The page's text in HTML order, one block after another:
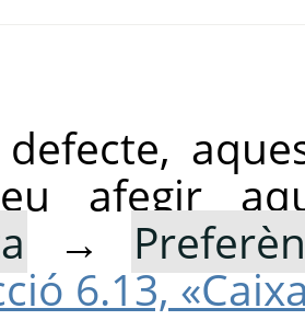
defecte,
afegir
→
6.13,